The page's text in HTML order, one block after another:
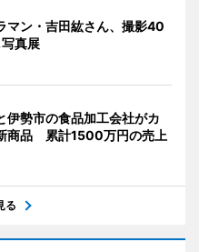
マン・吉田紘さん、撮影40
真展
伊勢市の食品加工会社がカ
商品 累計1500万円の売上
る